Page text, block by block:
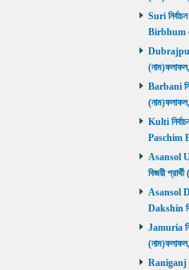
Suri
Birbhum
Dubrajpur
Barbani
Kulti
Paschim
Asansol
বিজয়ী
Asansol
Dakshin
Jamuria
Raniganj